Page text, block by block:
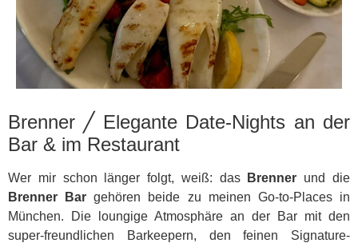
Brenner ╱ Elegante Date-Nights an der
Bar & im Restaurant
Wer mir schon länger folgt, weiß: das Brenner und die
Brenner Bar gehören beide zu meinen Go-to-Places in
München. Die loungige Atmosphäre an der Bar mit den
super-freundlichen Barkeepern, den feinen Signature-